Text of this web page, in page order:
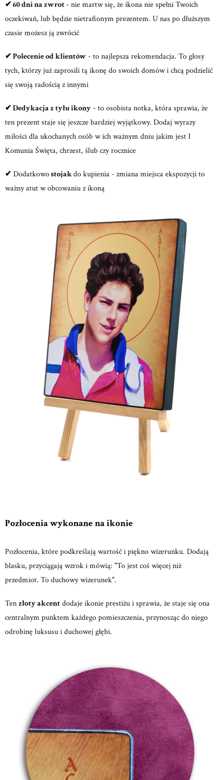
✔ 60 dni na zwrot- nie martw się, że ikona nie spełni Twoich
oczekiwań, lub będzie nietrafionym prezentem. U nas po dłuższym
czasie możesz ją zwrócić
✔ Polecenie od klientów- to najlepsza rekomendacja. To głosy
tych, którzy już zaprosili tą ikonę do swoich domów i chcą podzielić
się swoją radością z innymi
✔ Dedykacja z tyłu ikony- to osobista notka, która sprawia, że
ten prezent staje się jeszcze bardziej wyjątkowy. Dodaj wyrazy
miłości dla ukochanych osób w ich ważnym dniu jakim jest I
Komunia Święta, chrzest, ślub czy rocznice
✔ Dodatkowostojakdo kupienia - zmiana miejsca ekspozycji to
ważny atut w obcowaniu z ikoną
Pozłocenia wykonane na ikonie
Pozłocenia, które podkreślają wartość i piękno wizerunku. Dodają
blasku, przyciągają wzrok i mówią: "To jest coś więcej niż
przedmiot. To duchowy wizerunek".
Tenzłoty akcentdodaje ikonie prestiżu i sprawia, że staje się ona
centralnym punktem każdego pomieszczenia, przynosząc do niego
odrobinę luksusu i duchowej głębi.